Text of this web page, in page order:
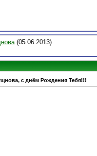
(05.06.2013)
с днём Рождения Тебя!!!